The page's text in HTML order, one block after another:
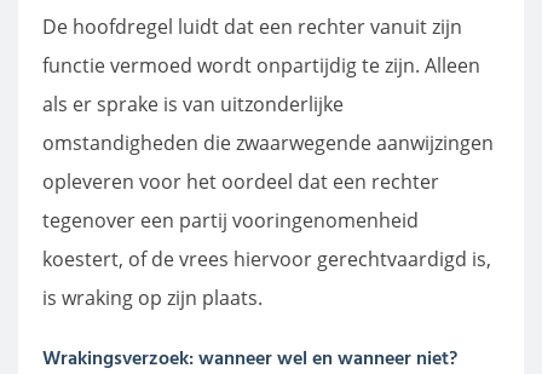
De hoofdregel luidt dat een rechter vanuit zijn
functie vermoed wordt onpartijdig te zijn. Alleen
als er sprake is van uitzonderlijke
omstandigheden die zwaarwegende aanwijzingen
opleveren voor het oordeel dat een rechter
tegenover een partij vooringenomenheid
koestert, of de vrees hiervoor gerechtvaardigd is,
is wraking op zijn plaats.
Wrakingsverzoek: wanneer wel en wanneer niet?